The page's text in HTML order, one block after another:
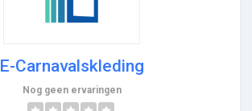
E-Carnavalskleding
Nog geen ervaringen